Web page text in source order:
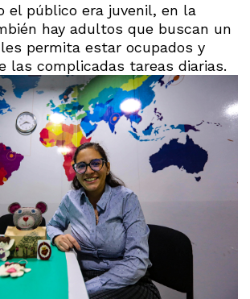
el público era juvenil, en la
hay adultos que buscan un
permita estar ocupados y
las complicadas tareas diarias.